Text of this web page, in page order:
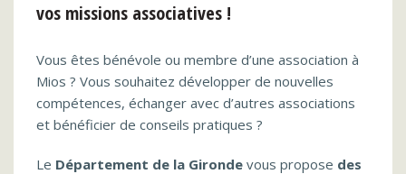
vos missions associatives !
Vous êtes bénévole ou membre d’une association à
Mios ? Vous souhaitez développer de nouvelles
compétences, échanger avec d’autres associations
et bénéficier de conseils pratiques ?
Le Département de la Gironde vous propose des